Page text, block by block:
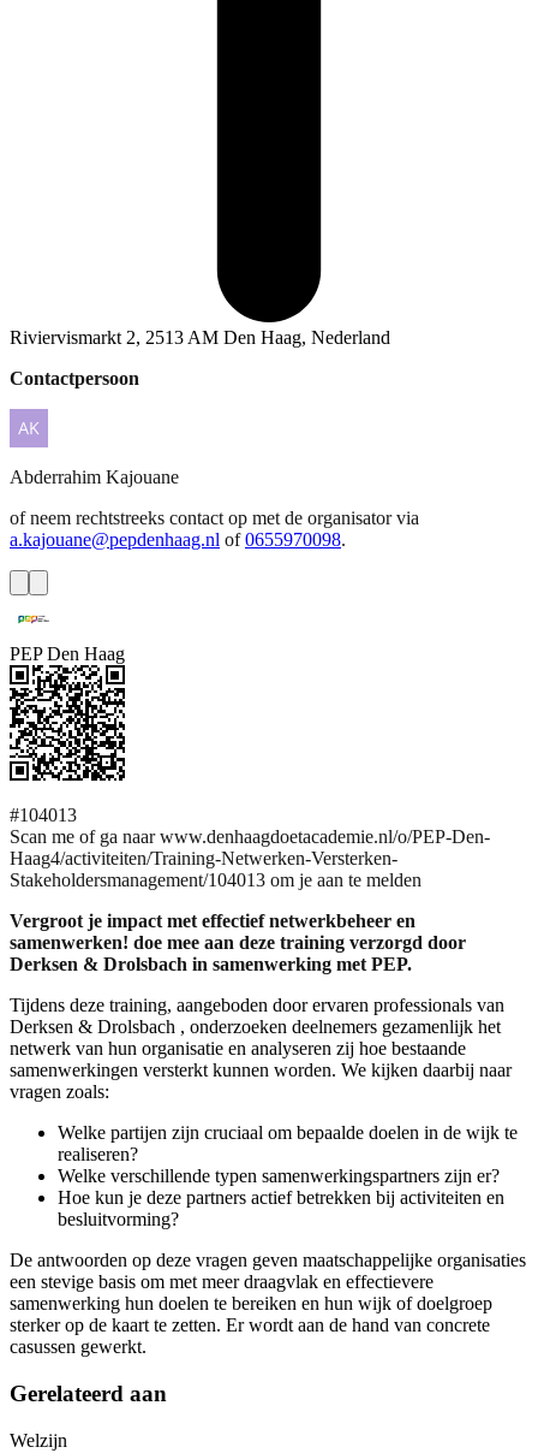
Riviervismarkt 2, 2513 AM Den Haag, Nederland
Contactpersoon
Abderrahim Kajouane
of neem rechtstreeks contact op met de organisator via
a.kajouane@pepdenhaag.nl of 0655970098.
PEP Den Haag
#104013
Scan me of ga naar www.denhaagdoetacademie.nl/o/PEP-Den-
Haag4/activiteiten/Training-Netwerken-Versterken-
Stakeholdersmanagement/104013 om je aan te melden
Vergroot je impact met effectief netwerkbeheer en
samenwerken! doe mee aan deze training verzorgd door
Derksen & Drolsbach in samenwerking met PEP.
Tijdens deze training, aangeboden door ervaren professionals van
Derksen & Drolsbach , onderzoeken deelnemers gezamenlijk het
netwerk van hun organisatie en analyseren zij hoe bestaande
samenwerkingen versterkt kunnen worden. We kijken daarbij naar
vragen zoals:
Welke partijen zijn cruciaal om bepaalde doelen in de wijk te
realiseren?
Welke verschillende typen samenwerkingspartners zijn er?
Hoe kun je deze partners actief betrekken bij activiteiten en
besluitvorming?
De antwoorden op deze vragen geven maatschappelijke organisaties
een stevige basis om met meer draagvlak en effectievere
samenwerking hun doelen te bereiken en hun wijk of doelgroep
sterker op de kaart te zetten. Er wordt aan de hand van concrete
casussen gewerkt.
Gerelateerd aan
Welzijn